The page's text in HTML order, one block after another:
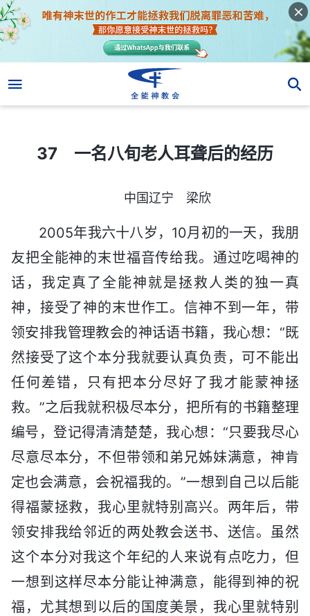
37 一名八旬老人耳聋后的经历
37 一名八旬老人耳聋后的经历
中国辽宁 梁欣
2005年我六十八岁，10月初的一天，我朋
友把全能神的末世福音传给我。通过吃喝神的
话，我定真了全能神就是拯救人类的独一真
神，接受了神的末世作工。信神不到一年，带
领安排我管理教会的神话语书籍，我心想：“既
然接受了这个本分我就要认真负责，可不能出
任何差错，只有把本分尽好了我才能蒙神拯
救。”之后我就积极尽本分，把所有的书籍整理
编号，登记得清清楚楚，我心想：“只要我尽心
尽意尽本分，不但带领和弟兄姊妹满意，神肯
定也会满意，会祝福我的。”一想到自己以后能
得福蒙拯救，我心里就特别高兴。两年后，带
领安排我给邻近的两处教会送书、送信。虽然
这个本分对我这个年纪的人来说有点吃力，但
一想到这样尽本分能让神满意，能得到神的祝
福，尤其想到以后的国度美景，我心里就特别